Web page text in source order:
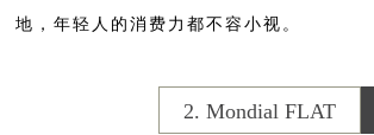
地，年轻人的消费力都不容小视。
2. Mondial FLAT